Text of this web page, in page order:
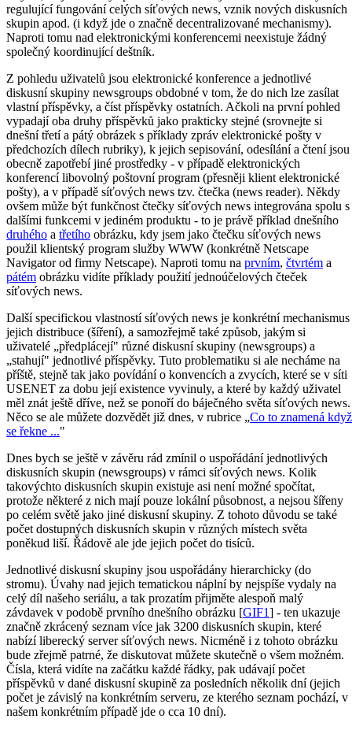
regulující fungování celých síťových news, vznik nových diskusních
skupin apod. (i když jde o značně decentralizované mechanismy).
Naproti tomu nad elektronickými konferencemi neexistuje žádný
společný koordinující deštník.
Z pohledu uživatelů jsou elektronické konference a jednotlivé
diskusní skupiny newsgroups obdobné v tom, že do nich lze zasílat
vlastní příspěvky, a číst příspěvky ostatních. Ačkoli na první pohled
vypadají oba druhy příspěvků jako prakticky stejné (srovnejte si
dnešní třetí a pátý obrázek s příklady zpráv elektronické pošty v
předchozích dílech rubriky), k jejich sepisování, odesílání a čtení jsou
obecně zapotřebí jiné prostředky - v případě elektronických
konferencí libovolný poštovní program (přesněji klient elektronické
pošty), a v případě síťových news tzv. čtečka (news reader). Někdy
ovšem může být funkčnost čtečky síťových news integrována spolu s
dalšími funkcemi v jediném produktu - to je právě příklad dnešního
druhého a třetího obrázku, kdy jsem jako čtečku síťových news
použil klientský program služby WWW (konkrétně Netscape
Navigator od firmy Netscape). Naproti tomu na prvním, čtvrtém a
pátém obrázku vidíte příklady použití jednoúčelových čteček
síťových news.
Další specifickou vlastností síťových news je konkrétní mechanismus
jejich distribuce (šíření), a samozřejmě také způsob, jakým si
uživatelé „předplácejí" různé diskusní skupiny (newsgroups) a
„stahují" jednotlivé příspěvky. Tuto problematiku si ale necháme na
příště, stejně tak jako povídání o konvencích a zvycích, které se v síti
USENET za dobu její existence vyvinuly, a které by každý uživatel
měl znát ještě dříve, než se ponoří do báječného světa síťových news.
Něco se ale můžete dozvědět již dnes, v rubrice „Co to znamená když
se řekne ..."
Dnes bych se ještě v závěru rád zmínil o uspořádání jednotlivých
diskusních skupin (newsgroups) v rámci síťových news. Kolik
takovýchto diskusních skupin existuje asi není možné spočítat,
protože některé z nich mají pouze lokální působnost, a nejsou šířeny
po celém světě jako jiné diskusní skupiny. Z tohoto důvodu se také
počet dostupných diskusních skupin v různých místech světa
poněkud liší. Řádově ale jde jejich počet do tisíců.
Jednotlivé diskusní skupiny jsou uspořádány hierarchicky (do
stromu). Úvahy nad jejich tematickou náplní by nejspíše vydaly na
celý díl našeho seriálu, a tak prozatím přijměte alespoň malý
závdavek v podobě prvního dnešního obrázku [GIF1] - ten ukazuje
značně zkrácený seznam více jak 3200 diskusních skupin, které
nabízí liberecký server síťových news. Nicméně i z tohoto obrázku
bude zřejmě patrné, že diskutovat můžete skutečně o všem možném.
Čísla, která vidíte na začátku každé řádky, pak udávají počet
příspěvků v dané diskusní skupině za posledních několik dní (jejich
počet je závislý na konkrétním serveru, ze kterého seznam pochází, v
našem konkrétním případě jde o cca 10 dní).